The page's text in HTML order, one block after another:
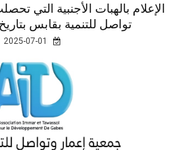
الإعلام بالهبات الأجنبية التي
تواصل للتنمية بقابس بتاريخ 15/08/2024.